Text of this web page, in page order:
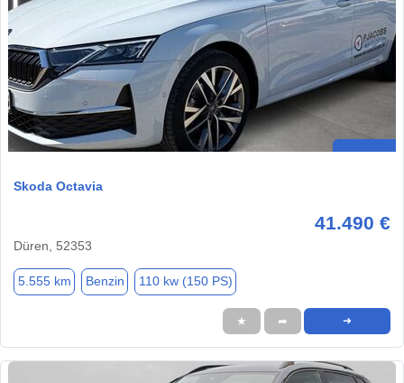
Skoda Octavia
41.490 €
Düren, 52353
5.555 km Benzin 110 kw (150 PS)
★ ➦ ➜